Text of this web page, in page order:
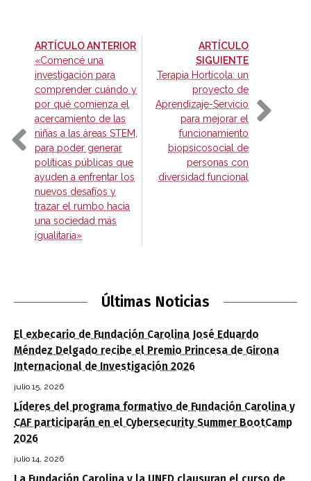
ARTÍCULO ANTERIOR-
«Comencé una
investigación para
comprender cuándo y
por qué comienza el
acercamiento de las
niñas a las áreas STEM,
para poder generar
políticas públicas que
ayuden a enfrentar los
nuevos desafíos y
trazar el rumbo hacia
una sociedad más
igualitaria»
ARTÍCULO
SIGUIENTE-
Terapia Hortícola: un
proyecto de
Aprendizaje-Servicio
para mejorar el
funcionamiento
biopsicosocial de
personas con
diversidad funcional
Últimas Noticias
El exbecario de Fundación Carolina José Eduardo
Méndez Delgado recibe el Premio Princesa de Girona
Internacional de Investigación 2026
julio 15, 2026
Líderes del programa formativo de Fundación Carolina y
CAF participarán en el Cybersecurity Summer BootCamp
2026
julio 14, 2026